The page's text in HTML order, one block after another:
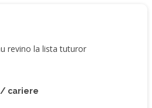
revino la lista tuturor
/ cariere